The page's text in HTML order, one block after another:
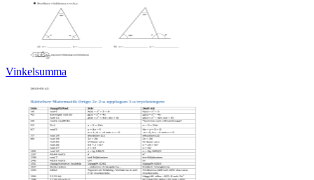
Vinkelsumma